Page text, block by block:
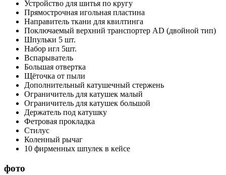
Устройство для шитья по кругу
Прямострочная игольная пластина
Направитель ткани для квилтинга
Поключаемый верхний транспортер AD (двойной тип)
Шпульки 5 шт.
Набор игл 5шт.
Вспарыватель
Большая отвертка
Щёточка от пыли
Дополнительный катушечный стержень
Ограничитель для катушек малый
Ограничитель для катушек большой
Держатель под катушку
Фетровая прокладка
Стилус
Коленный рычаг
10 фирменных шпулек в кейсе
фото